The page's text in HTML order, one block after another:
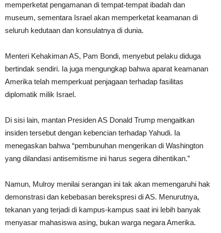
memperketat pengamanan di tempat-tempat ibadah dan
museum, sementara Israel akan memperketat keamanan di
seluruh kedutaan dan konsulatnya di dunia.
Menteri Kehakiman AS, Pam Bondi, menyebut pelaku diduga
bertindak sendiri. Ia juga mengungkap bahwa aparat keamanan
Amerika telah memperkuat penjagaan terhadap fasilitas
diplomatik milik Israel.
Di sisi lain, mantan Presiden AS Donald Trump mengaitkan
insiden tersebut dengan kebencian terhadap Yahudi. Ia
menegaskan bahwa “pembunuhan mengerikan di Washington
yang dilandasi antisemitisme ini harus segera dihentikan.”
Namun, Mulroy menilai serangan ini tak akan memengaruhi hak
demonstrasi dan kebebasan berekspresi di AS. Menurutnya,
tekanan yang terjadi di kampus-kampus saat ini lebih banyak
menyasar mahasiswa asing, bukan warga negara Amerika.